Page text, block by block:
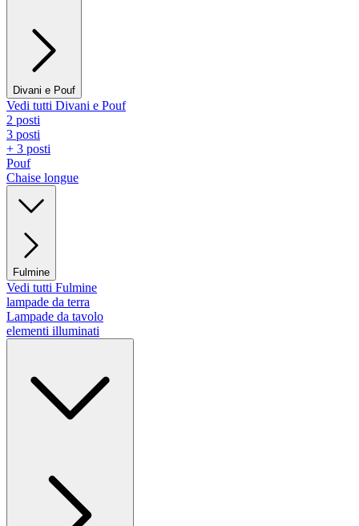
Divani e Pouf
Vedi tutti Divani e Pouf
2 posti
3 posti
+ 3 posti
Pouf
Chaise longue
Fulmine
Vedi tutti Fulmine
lampade da terra
Lampade da tavolo
elementi illuminati